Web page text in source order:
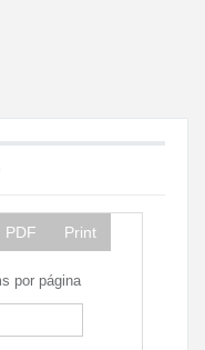
PDF Print
por página